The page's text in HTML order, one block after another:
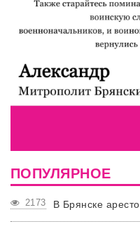
ПОПУЛЯРНОЕ
2173 В Брянске